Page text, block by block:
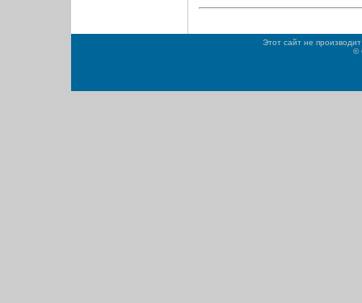
Этот сайт не
©